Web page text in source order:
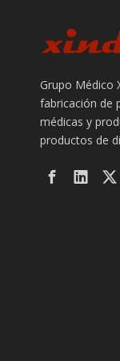
Grupo Médico
fabricación de
médicas y
productos de